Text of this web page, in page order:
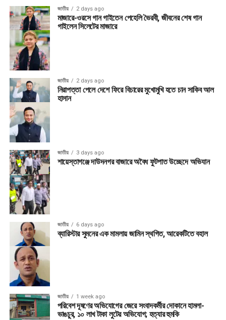
জাতীয় 2 days ago
মাজারে-ওরসে গান গাইতেন পেহেলি ভৈরবী, জীবনের শেষ গান
গাইলেন সিলেটের মাজারে
জাতীয় 2 days ago
নিরাপত্তা পেলে দেশে ফিরে বিচারের মুখোমুখি হতে চান সাকিব আল
হাসান
জাতীয় 3 days ago
শায়েস্তাগঞ্জে দাউদনগর বাজারে অবৈধ ফুটপাত উচ্ছেদে অভিযান
জাতীয় 6 days ago
ব্যারিস্টার সুমনের এক মামলায় জামিন স্থগিত, আরেকটিতে বহাল
জাতীয় 1 week ago
পরিবেশ দূষণের অভিযোগের জেরে সংবাদকর্মীর দোকানে হামলা-
ভাঙচুর, ১০ লাখ টাকা লুটের অভিযোগ; হত্যার হুমকি